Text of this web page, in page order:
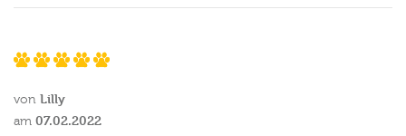
von Lilly
am 07.02.2022